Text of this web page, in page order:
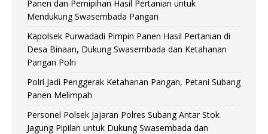
Panen dan Pemipihan Hasil Pertanian untuk
Mendukung Swasembada Pangan
Kapolsek Purwadadi Pimpin Panen Hasil Pertanian di
Desa Binaan, Dukung Swasembada dan Ketahanan
Pangan Polri
Polri Jadi Penggerak Ketahanan Pangan, Petani Subang
Panen Melimpah
Personel Polsek Jajaran Polres Subang Antar Stok
Jagung Pipilan untuk Dukung Swasembada dan